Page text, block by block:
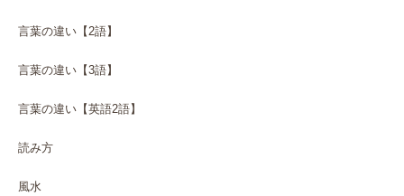
言葉の違い【2語】
言葉の違い【3語】
言葉の違い【英語2語】
読み方
風水